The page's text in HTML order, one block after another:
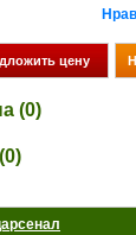
(0)